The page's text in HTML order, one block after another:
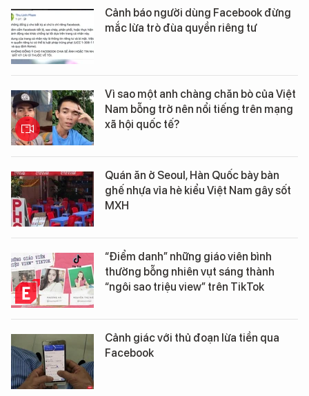
Cảnh báo người dùng Facebook đừng
mắc lừa trò đùa quyền riêng tư
Vì sao một anh chàng chăn bò của Việt
Nam bỗng trở nên nổi tiếng trên mạng
xã hội quốc tế?
Quán ăn ở Seoul, Hàn Quốc bày bàn
ghế nhựa vỉa hè kiểu Việt Nam gây sốt
MXH
“Điểm danh” những giáo viên bình
thường bỗng nhiên vụt sáng thành
“ngôi sao triệu view” trên TikTok
Cảnh giác với thủ đoạn lừa tiền qua
Facebook